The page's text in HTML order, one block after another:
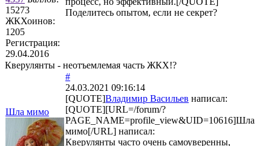
15273
ЖКХоинов:
1205
Регистрация:
29.04.2016
Поделитесь опытом, если не секрет?
Кверулянты - неотъемлемая часть ЖКХ!?
Шла мимо
#
24.03.2021 09:16:14
[QUOTE]Владимир Васильев написал:
[QUOTE][URL=/forum/?
PAGE_NAME=profile_view&UID=10616]Шла
мимо[/URL] написал:
Кверулянты часто очень самоуверенны,